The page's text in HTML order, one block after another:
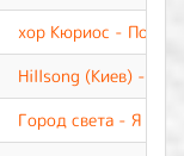
хор Кюриос - Пой,
Hillsong (Киев) -
Город света - Я